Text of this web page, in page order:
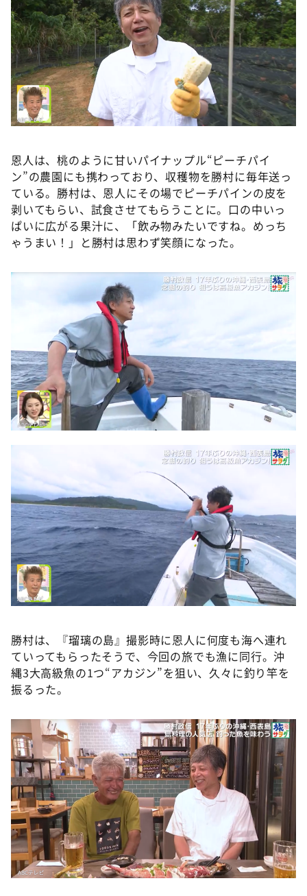
恩人は、桃のように甘いパイナップル“ピーチパイ
ン”の農園にも携わっており、収穫物を勝村に毎年送っ
ている。勝村は、恩人にその場でピーチパインの皮を
剥いてもらい、試食させてもらうことに。口の中いっ
ぱいに広がる果汁に、「飲み物みたいですね。めっち
ゃうまい！」と勝村は思わず笑顔になった。
勝村は、『瑠璃の島』撮影時に恩人に何度も海へ連れ
ていってもらったそうで、今回の旅でも漁に同行。沖
縄3大高級魚の1つ“アカジン”を狙い、久々に釣り竿を
振るった。